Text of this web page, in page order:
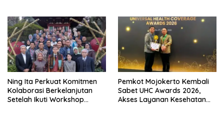
Ning Ita Perkuat Komitmen
Kolaborasi Berkelanjutan
Setelah Ikuti Workshop
Pemkot Mojokerto Kembali
Sabet UHC Awards 2026,
Akses Layanan Kesehatan